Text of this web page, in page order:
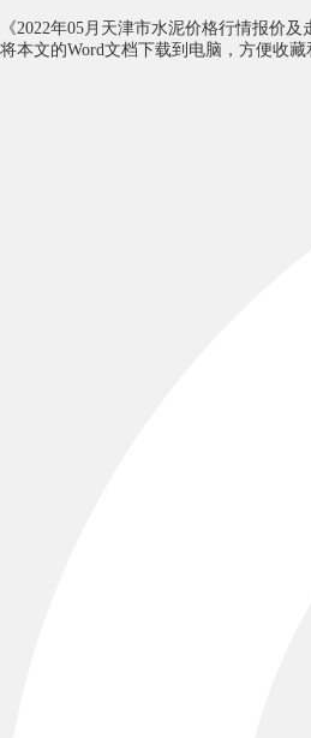
《2022年05月天津市水泥价格行情报价及
将本文的Word文档下载到电脑，方便收藏